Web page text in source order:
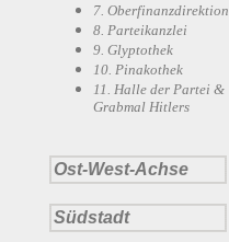
7. Oberfinanzdirektion
8. Parteikanzlei
9. Glyptothek
10. Pinakothek
11. Halle der Partei &
Grabmal Hitlers
Ost-West-Achse
Südstadt